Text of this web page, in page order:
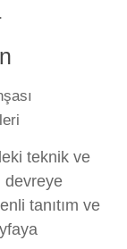
teknik ve
devreye
tanıtım ve